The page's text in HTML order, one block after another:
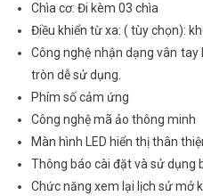
Chìa cơ: Đi kèm 03 chìa
Điều khiển từ xa: ( tùy chọn):
Công nghệ nhận dạng vân
tròn dễ sử dụng.
Phím số cảm ứng
Công nghệ mã ảo thông minh
Màn hình LED hiển thị thân
Thông báo cài đặt và sử dụng
Chức năng xem lại lịch sử mở